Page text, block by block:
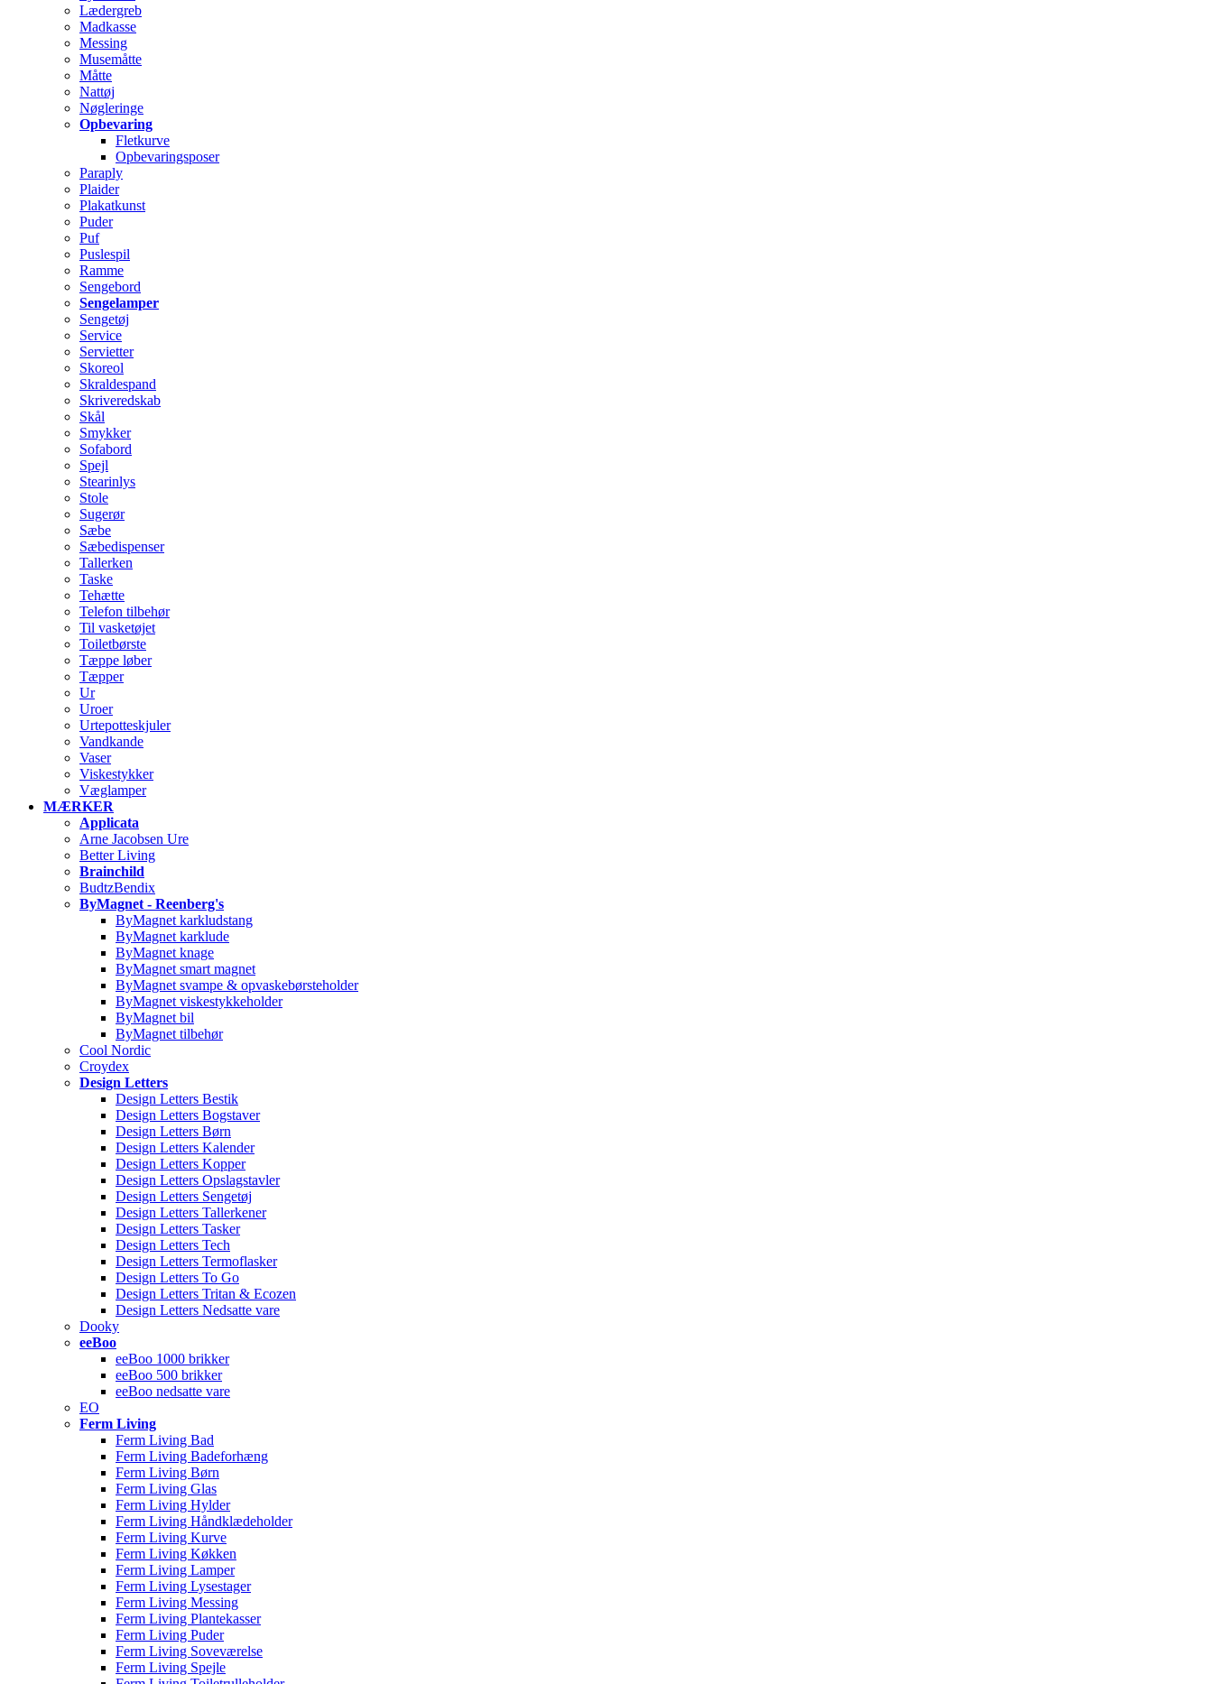
Lædergreb
Madkasse
Messing
Musemåtte
Måtte
Nattøj
Nøgleringe
Opbevaring
Fletkurve
Opbevaringsposer
Paraply
Plaider
Plakatkunst
Puder
Puf
Puslespil
Ramme
Sengebord
Sengelamper
Sengetøj
Service
Servietter
Skoreol
Skraldespand
Skriveredskab
Skål
Smykker
Sofabord
Spejl
Stearinlys
Stole
Sugerør
Sæbe
Sæbedispenser
Tallerken
Taske
Tehætte
Telefon tilbehør
Til vasketøjet
Toiletbørste
Tæppe løber
Tæpper
Ur
Uroer
Urtepotteskjuler
Vandkande
Vaser
Viskestykker
Væglamper
MÆRKER
Applicata
Arne Jacobsen Ure
Better Living
Brainchild
BudtzBendix
ByMagnet - Reenberg's
ByMagnet karkludstang
ByMagnet karklude
ByMagnet knage
ByMagnet smart magnet
ByMagnet svampe & opvaskebørsteholder
ByMagnet viskestykkeholder
ByMagnet bil
ByMagnet tilbehør
Cool Nordic
Croydex
Design Letters
Design Letters Bestik
Design Letters Bogstaver
Design Letters Børn
Design Letters Kalender
Design Letters Kopper
Design Letters Opslagstavler
Design Letters Sengetøj
Design Letters Tallerkener
Design Letters Tasker
Design Letters Tech
Design Letters Termoflasker
Design Letters To Go
Design Letters Tritan & Ecozen
Design Letters Nedsatte vare
Dooky
eeBoo
eeBoo 1000 brikker
eeBoo 500 brikker
eeBoo nedsatte vare
EO
Ferm Living
Ferm Living Bad
Ferm Living Badeforhæng
Ferm Living Børn
Ferm Living Glas
Ferm Living Hylder
Ferm Living Håndklædeholder
Ferm Living Kurve
Ferm Living Køkken
Ferm Living Lamper
Ferm Living Lysestager
Ferm Living Messing
Ferm Living Plantekasser
Ferm Living Puder
Ferm Living Soveværelse
Ferm Living Spejle